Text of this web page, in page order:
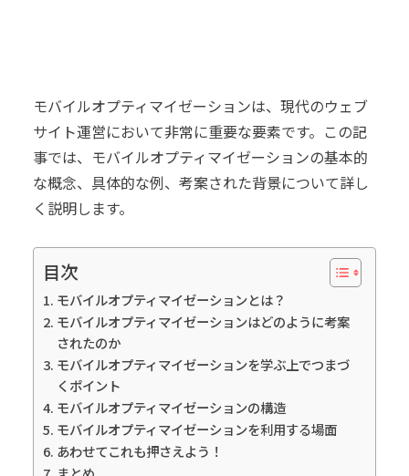
モバイルオプティマイゼーションは、現代のウェブ
サイト運営において非常に重要な要素です。この記
事では、モバイルオプティマイゼーションの基本的
な概念、具体的な例、考案された背景について詳し
く説明します。
目次
モバイルオプティマイゼーションとは？
モバイルオプティマイゼーションはどのように考案
されたのか
モバイルオプティマイゼーションを学ぶ上でつまづ
くポイント
モバイルオプティマイゼーションの構造
モバイルオプティマイゼーションを利用する場面
あわせてこれも押さえよう！